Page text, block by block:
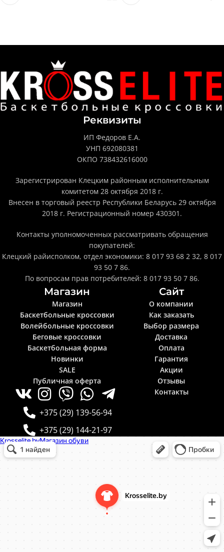
Реквизиты
ИП Федоров Е.А.
УНП 692080381
ОКПО 738432616000
Зарегистрирован Клецким районным исполнительным
комитетом 28 октября 2018 г.
Внесен в торговый реестр Республики Беларусь 29 октября
2018 г. Регистрационный номер 430301.
Контакты уполномоченных рассматривать обращения
покупателей:
Клецкий райисполком, отдел экономики: 8 017 93 68 2 32, 8 017
93 50 7 86.
По вопросам прав потребителей: 8 017 93 50 7 86.
Магазин
Магазин
Баскетбольные кроссовки
Волейбольные кроссовки
Беговые кроссовки
Баскетбольная форма
Новинки
SALE
Публичная оферта
+375 (29) 139-56-94
+375 (29) 144-21-97
Сайт
О компании
Как заказать
Выбор размера
Доставка
Оплата
Гарантия
Акции
Отзывы
Контакты
Krosselite.by
Информационный интернет-сайт в Минске